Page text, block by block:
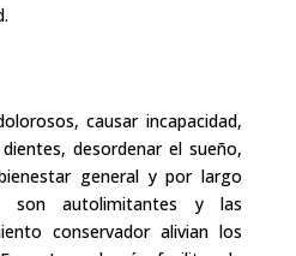
causar incapacidad,
desordenar el sueño,
general y por largo
son autolimitantes y las
conservador alivian los